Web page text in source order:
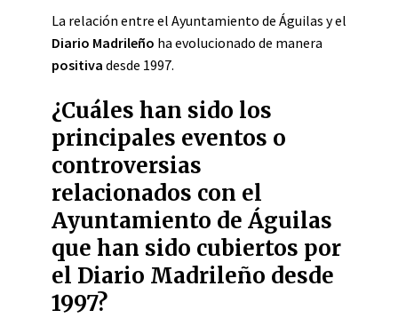
La relación entre el Ayuntamiento de Águilas y el
Diario Madrileño ha evolucionado de manera
positiva desde 1997.
¿Cuáles han sido los
principales eventos o
controversias
relacionados con el
Ayuntamiento de Águilas
que han sido cubiertos por
el Diario Madrileño desde
1997?